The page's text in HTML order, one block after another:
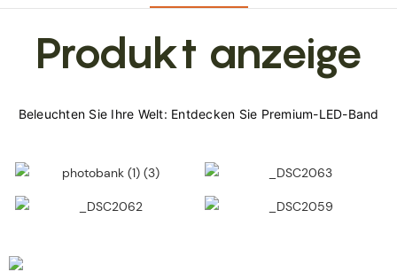
Produkt anzeige